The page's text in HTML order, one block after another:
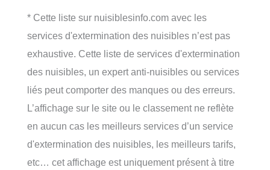
* Cette liste sur nuisiblesinfo.com avec les
services d'extermination des nuisibles n’est pas
exhaustive. Cette liste de services d'extermination
des nuisibles, un expert anti-nuisibles ou services
liés peut comporter des manques ou des erreurs.
L’affichage sur le site ou le classement ne reflète
en aucun cas les meilleurs services d’un service
d'extermination des nuisibles, les meilleurs tarifs,
etc… cet affichage est uniquement présent à titre